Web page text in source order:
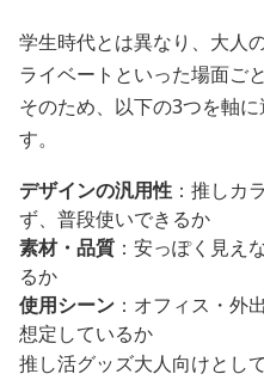
学生時代とは異なり、大人
ライベートといった場面ご
そのため、以下の3つを軸
す。
デザインの汎用性 ：推しカ
ず、普段使いできるか
素材・品質 ：安っぽく見え
るか
使用シーン ：オフィス・外
想定しているか
推し活グッズ大人向けとし